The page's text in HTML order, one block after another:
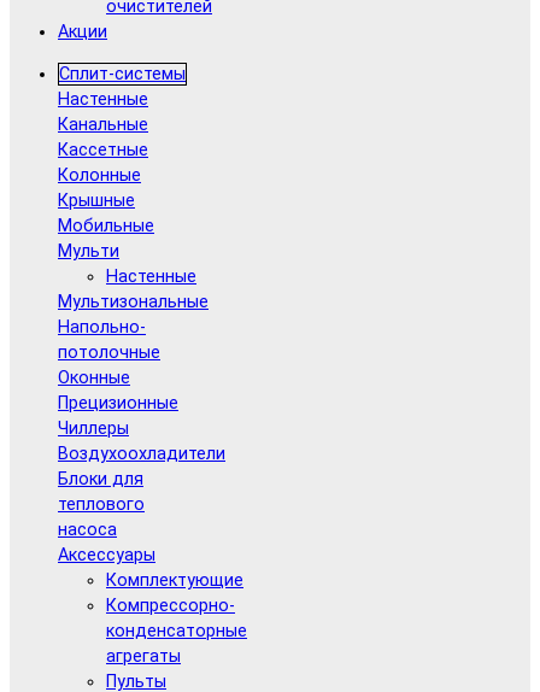
очистителей
Акции
Сплит-системы
Настенные
Канальные
Кассетные
Колонные
Крышные
Мобильные
Мульти
Настенные
Мультизональные
Напольно-
потолочные
Оконные
Прецизионные
Чиллеры
Воздухоохладители
Блоки для
теплового
насоса
Аксессуары
Комплектующие
Компрессорно-
конденсаторные
агрегаты
Пульты